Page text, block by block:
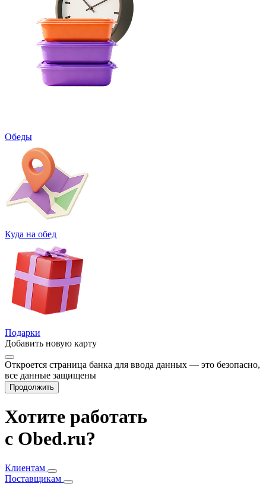
Обеды
Куда на обед
Подарки
Добавить новую карту
Откроется страница банка для ввода данных — это безопасно,
все данные защищены
Продолжить
Хотите работать
с Obed.ru?
Клиентам
Поставщикам